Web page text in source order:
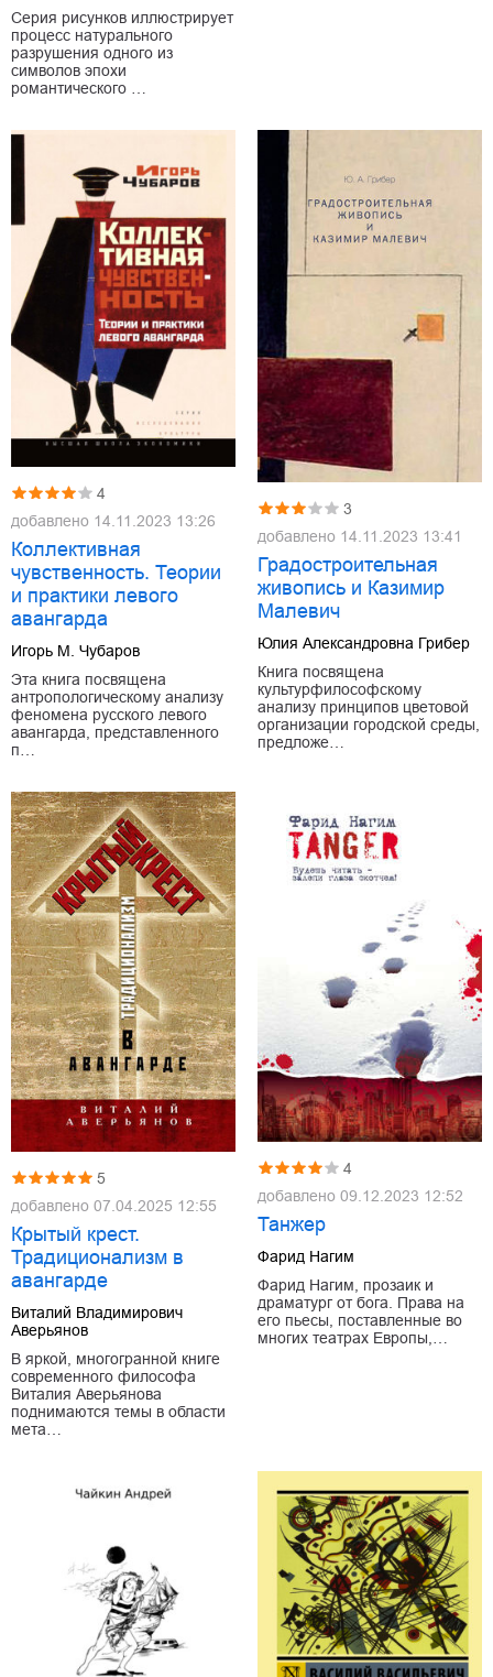
Серия рисунков иллюстрирует
процесс натурального
разрушения одного из
символов эпохи
романтического …
4
добавлено 14.11.2023 13:26
Коллективная
чувственность. Теории
и практики левого
авангарда
Игорь М. Чубаров
Эта книга посвящена
антропологическому анализу
феномена русского левого
авангарда, представленного
п…
3
добавлено 14.11.2023 13:41
Градостроительная
живопись и Казимир
Малевич
Юлия Александровна Грибер
Книга посвящена
культурфилософскому
анализу принципов цветовой
организации городской среды,
предложе…
5
добавлено 07.04.2025 12:55
Крытый крест.
Традиционализм в
авангарде
Виталий Владимирович
Аверьянов
В яркой, многогранной книге
современного философа
Виталия Аверьянова
поднимаются темы в области
мета…
4
добавлено 09.12.2023 12:52
Танжер
Фарид Нагим
Фарид Нагим, прозаик и
драматург от бога. Права на
его пьесы, поставленные во
многих театрах Европы,…